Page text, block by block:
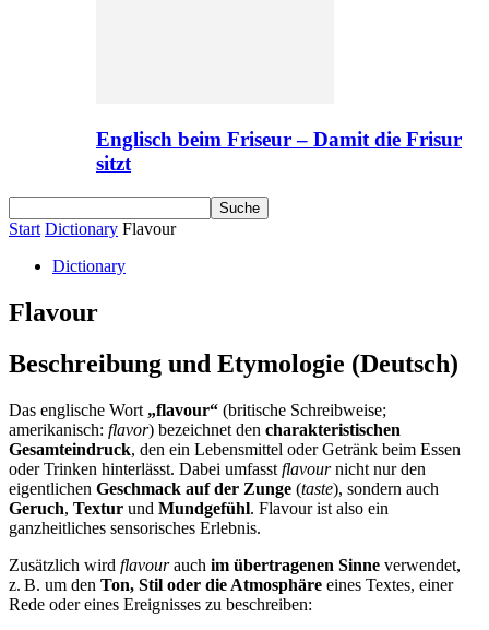
Englisch beim Friseur – Damit die Frisur
sitzt
Start Dictionary Flavour
Dictionary
Flavour
Beschreibung und Etymologie (Deutsch)
Das englische Wort „flavour“ (britische Schreibweise;
amerikanisch: flavor) bezeichnet den charakteristischen
Gesamteindruck, den ein Lebensmittel oder Getränk beim Essen
oder Trinken hinterlässt. Dabei umfasst flavournicht nur den
eigentlichen Geschmack auf der Zunge (taste), sondern auch
Geruch, Textur und Mundgefühl. Flavour ist also ein
ganzheitliches sensorisches Erlebnis.
Zusätzlich wird flavourauch im übertragenen Sinne verwendet,
z. B. um den Ton, Stil oder die Atmosphäre eines Textes, einer
Rede oder eines Ereignisses zu beschreiben: